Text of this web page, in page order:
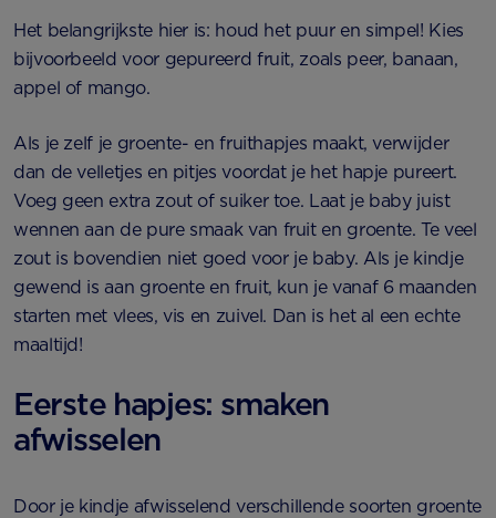
Het belangrijkste hier is: houd het puur en simpel! Kies
bijvoorbeeld voor gepureerd fruit, zoals peer, banaan,
appel of mango.
Als je zelf je groente- en fruithapjes maakt, verwijder
dan de velletjes en pitjes voordat je het hapje pureert.
Voeg geen extra zout of suiker toe. Laat je baby juist
wennen aan de pure smaak van fruit en groente. Te veel
zout is bovendien niet goed voor je baby. Als je kindje
gewend is aan groente en fruit, kun je vanaf 6 maanden
starten met vlees, vis en zuivel. Dan is het al een echte
maaltijd!
Eerste hapjes: smaken
afwisselen
Door je kindje afwisselend verschillende soorten groente